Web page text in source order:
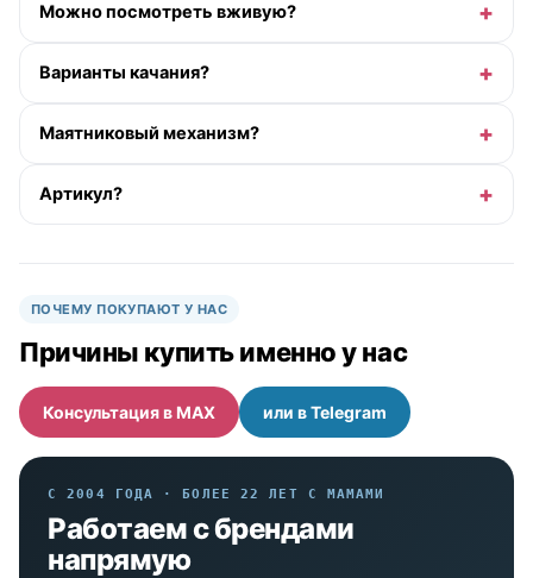
Можно посмотреть вживую?
Варианты качания?
Маятниковый механизм?
Артикул?
ПОЧЕМУ ПОКУПАЮТ У НАС
Причины купить именно у нас
Консультация в MAX или в Telegram
С 2004 ГОДА · БОЛЕЕ 22 ЛЕТ С МАМАМИ
Работаем с брендами
напрямую